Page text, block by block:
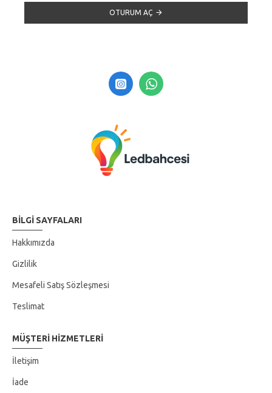
OTURUM AÇ
BILGI SAYFALARI
Hakkımızda
Gizlilik
Mesafeli Satış Sözleşmesi
Teslimat
MÜŞTERI HIZMETLERI
İletişim
İade